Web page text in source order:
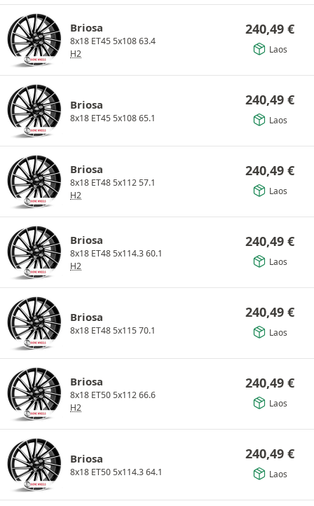
Briosa
8x18 ET45 5x108 63.4
H2
240,49 €
Laos
Briosa
8x18 ET45 5x108 65.1
240,49 €
Laos
Briosa
8x18 ET48 5x112 57.1
H2
240,49 €
Laos
Briosa
8x18 ET48 5x114.3 60.1
H2
240,49 €
Laos
Briosa
8x18 ET48 5x115 70.1
240,49 €
Laos
Briosa
8x18 ET50 5x112 66.6
H2
240,49 €
Laos
Briosa
8x18 ET50 5x114.3 64.1
240,49 €
Laos